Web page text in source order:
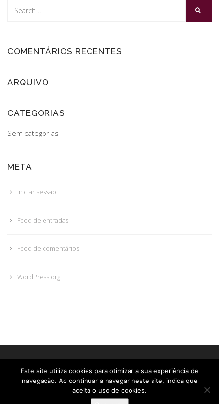
COMENTÁRIOS RECENTES
ARQUIVO
CATEGORIAS
Sem categorias
META
Iniciar sessão
Feed de entradas
Feed de comentários
WordPress.org
Livro de Reclamações
Este site utiliza cookies para otimizar a sua experiência de
navegação. Ao continuar a navegar neste site, indica que
aceita o uso de cookies.